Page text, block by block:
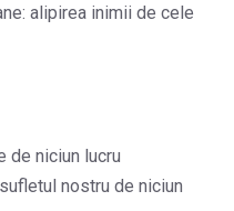
alipirea inimii de cele
de niciun lucru
nostru de niciun